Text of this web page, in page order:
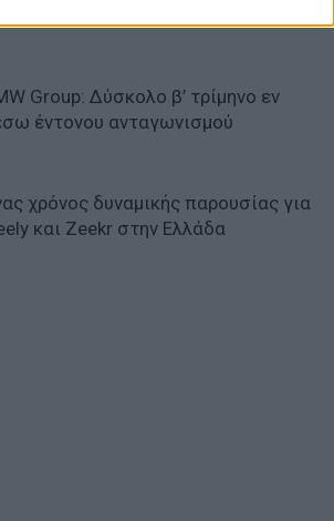
Group: Δύσκολο β’ τρίμηνο εν
έντονου ανταγωνισμού
χρόνος δυναμικής παρουσίας για
και Zeekr στην Ελλάδα